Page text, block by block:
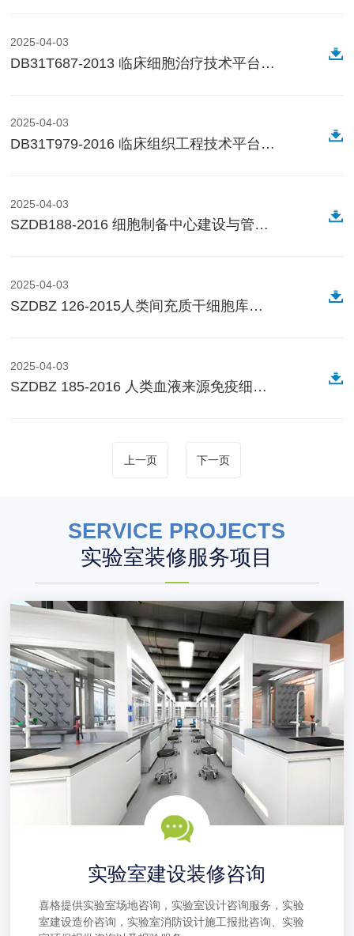
2025-04-03
DB31T687-2013 临床细胞治疗技术平台设置基本要求
2025-04-03
DB31T979-2016 临床组织工程技术平台基本要求
2025-04-03
SZDB188-2016 细胞制备中心建设与管理规范
2025-04-03
SZDBZ 126-2015人类间充质干细胞库建设与管理规范
2025-04-03
SZDBZ 185-2016 人类血液来源免疫细胞库建设与管理规范(2016年5月1日实施)
上一页 下一页
SERVICE PROJECTS
实验室装修服务项目
实验室建设装修咨询
喜格提供实验室场地咨询，实验室设计咨询服务，实验
室建设造价咨询，实验室消防设计施工报批咨询、实验